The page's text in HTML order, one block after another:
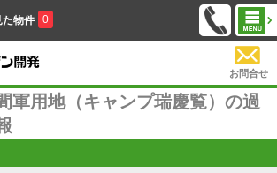
た物件 0
お問合せ
軍用地（キャンプ瑞慶覧）の過